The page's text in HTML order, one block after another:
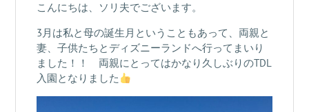
こんにちは、ソリ夫でございます。
3月は私と母の誕生月ということもあって、両親と
妻、子供たちとディズニーランドへ行ってまいり
ました！！ 両親にとってはかなり久しぶりのTDL
入園となりました